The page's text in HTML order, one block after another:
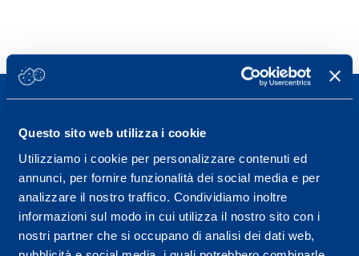
Questo sito web utilizza i cookie
Utilizziamo i cookie per personalizzare contenuti ed
annunci, per fornire funzionalità dei social media e per
analizzare il nostro traffico. Condividiamo inoltre
informazioni sul modo in cui utilizza il nostro sito con i
nostri partner che si occupano di analisi dei dati web,
Sport Service Mapei S.r.l. - Via Busto Fagnano 38,
21057 Olgiate Olona (Varese) Italia.
informazioni: telefonare allo +39 0331 575757 da